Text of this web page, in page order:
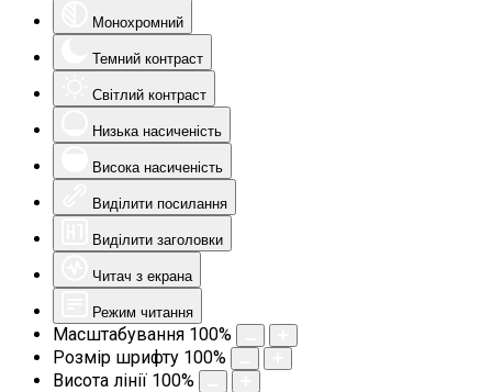
Монохромний
Темний контраст
Світлий контраст
Низька насиченість
Висока насиченість
Виділити посилання
Виділити заголовки
Читач з екрана
Режим читання
Масштабування 100%
Розмір шрифту 100%
Висота лінії 100%